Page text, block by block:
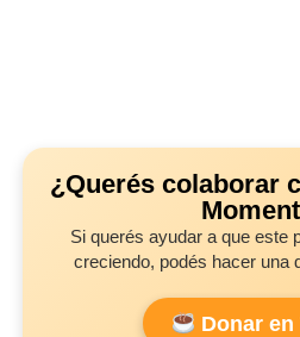
¿Querés colaborar
Si querés ayudar a que este
creciendo, podés hacer una
Donar en